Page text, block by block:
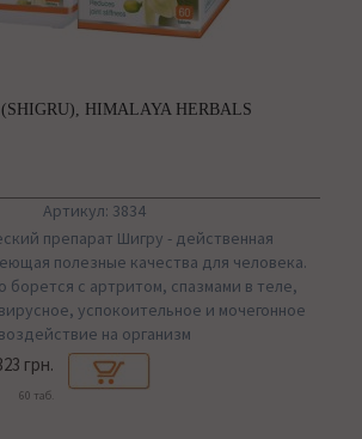
HIMALAYA HERBALS
Артикул: 3834
препарат Шигру - действенная
полезные качества для человека.
борется с артритом, спазмами в теле,
успокоительное и мочегонное
воздействие на организм
грн.
60 таб.